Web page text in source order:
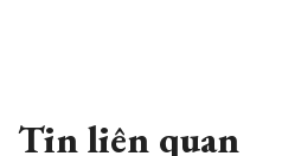
Tin liên quan